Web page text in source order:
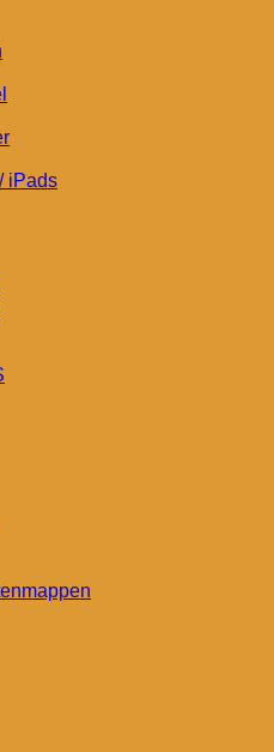
iPads